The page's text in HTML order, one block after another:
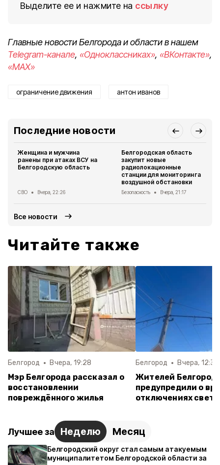
Выделите ее и нажмите на ссылку
Главные новости Белгорода и области в нашем
Telegram-канале, «Одноклассниках», «ВКонтакте»,
«MAX»
ограничение движения антон иванов
Последние новости
Женщина и мужчина
ранены при атаках ВСУ на
Белгородскую область
СВО Вчера, 22:26
Белгородская область
закупит новые
радиолокационные
станции для мониторинга
воздушной обстановки
Безопасность Вчера, 21:17
Все новости
Читайте также
Белгород Вчера, 19:28
Мэр Белгорода рассказал о
восстановлении
повреждённого жилья
Белгород Вчера, 12:35
Жителей
предупредили о
отключениях света
Лучшее за Неделю Месяц
Белгородский округ стал самым атакуемым
муниципалитетом Белгородской области за